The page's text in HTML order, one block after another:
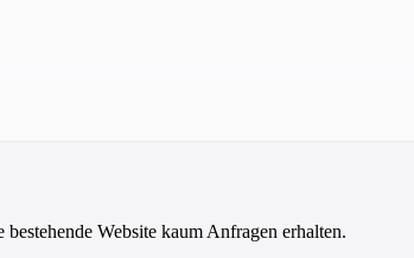
Website kaum Anfragen erhalten.